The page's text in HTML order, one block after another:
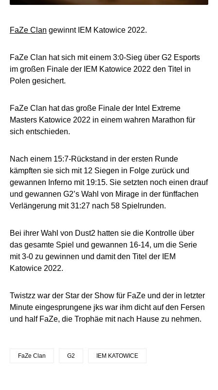
FaZe Clan gewinnt IEM Katowice 2022.
FaZe Clan hat sich mit einem 3:0-Sieg über G2 Esports
im großen Finale der IEM Katowice 2022 den Titel in
Polen gesichert.
FaZe Clan hat das große Finale der Intel Extreme
Masters Katowice 2022 in einem wahren Marathon für
sich entschieden.
Nach einem 15:7-Rückstand in der ersten Runde
kämpften sie sich mit 12 Siegen in Folge zurück und
gewannen Inferno mit 19:15. Sie setzten noch einen drauf
und gewannen G2’s Wahl von Mirage in der fünffachen
Verlängerung mit 31:27 nach 58 Spielrunden.
Bei ihrer Wahl von Dust2 hatten sie die Kontrolle über
das gesamte Spiel und gewannen 16-14, um die Serie
mit 3-0 zu gewinnen und damit den Titel der IEM
Katowice 2022.
Twistzz war der Star der Show für FaZe und der in letzter
Minute eingesprungene jks war ihm dicht auf den Fersen
und half FaZe, die Trophäe mit nach Hause zu nehmen.
FaZe Clan G2 IEM KATOWICE